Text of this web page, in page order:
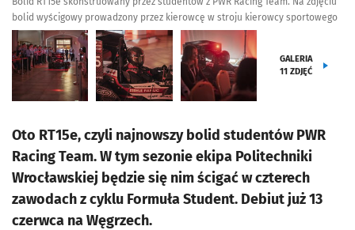
bolid wyścigowy prowadzony przez kierowcę w stroju kierowcy sportowego
GALERIA
11 ZDJĘĆ
Oto RT15e, czyli najnowszy bolid studentów PWR
Racing Team. W tym sezonie ekipa Politechniki
Wrocławskiej będzie się nim ścigać w czterech
zawodach z cyklu Formuła Student. Debiut już 13
czerwca na Węgrzech.